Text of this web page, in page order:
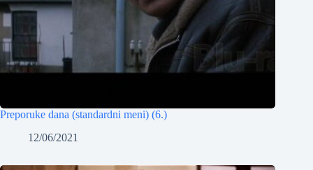
Preporuke dana (standardni meni) (6.)
12/06/2021